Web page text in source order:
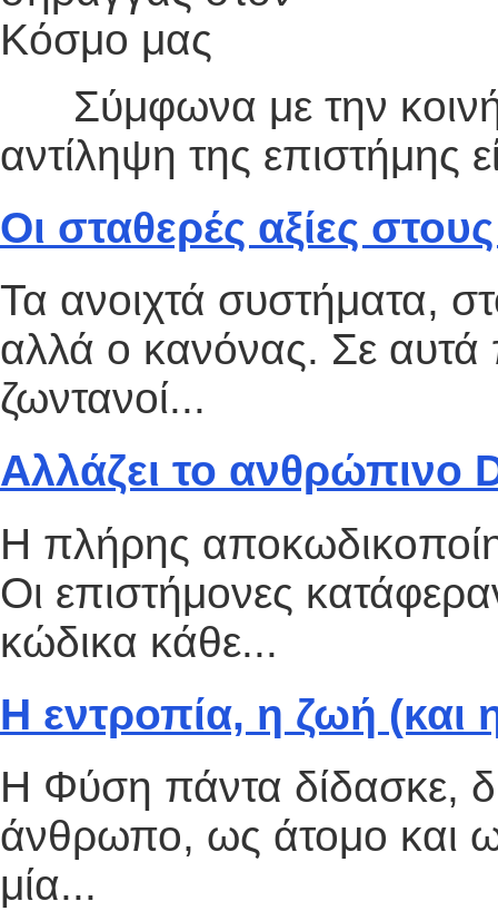
Σύμφωνα με την κοινή
αντίληψη της επιστήμης
Οι σταθερές αξίες
Τα ανοιχτά συστήματα,
αλλά ο κανόνας. Σε αυτά
ζωντανοί...
Αλλάζει το ανθρώπινο
Η πλήρης
Οι επιστήμονες
κώδικα κάθε...
Η εντροπία, η ζωή (και
Η Φύση πάντα δίδασκε,
άνθρωπο, ως άτομο και
μία...